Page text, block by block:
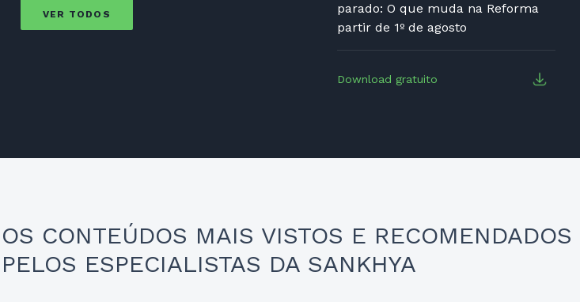
VER TODOS
parado: O que muda na Reforma
partir de 1º de agosto
Download gratuito
OS CONTEÚDOS MAIS VISTOS E RECOMENDADOS
PELOS ESPECIALISTAS DA SANKHYA